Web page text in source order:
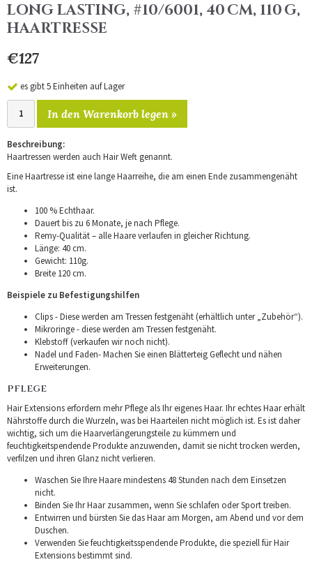
LONG LASTING, #10/6001, 40 CM, 110 G,
HAARTRESSE
€127
es gibt 5 Einheiten auf Lager
In den Warenkorb legen »
Beschreibung:
Haartressen werden auch Hair Weft genannt.
Eine Haartresse ist eine lange Haarreihe, die am einen Ende zusammengenäht
ist.
100 % Echthaar.
Dauert bis zu 6 Monate, je nach Pflege.
Remy-Qualität – alle Haare verlaufen in gleicher Richtung.
Länge: 40 cm.
Gewicht: 110g.
Breite 120 cm.
Beispiele zu Befestigungshilfen
Clips - Diese werden am Tressen festgenäht (erhältlich unter „Zubehör“).
Mikroringe - diese werden am Tressen festgenäht.
Klebstoff (verkaufen wir noch nicht).
Nadel und Faden- Machen Sie einen Blätterteig Geflecht und nähen
Erweiterungen.
PFLEGE
Hair Extensions erfordern mehr Pflege als Ihr eigenes Haar. Ihr echtes Haar erhält
Nährstoffe durch die Wurzeln, was bei Haarteilen nicht möglich ist. Es ist daher
wichtig, sich um die Haarverlängerungsteile zu kümmern und
feuchtigkeitspendende Produkte anzuwenden, damit sie nicht trocken werden,
verfilzen und ihren Glanz nicht verlieren.
Waschen Sie Ihre Haare mindestens 48 Stunden nach dem Einsetzen
nicht.
Binden Sie Ihr Haar zusammen, wenn Sie schlafen oder Sport treiben.
Entwirren und bürsten Sie das Haar am Morgen, am Abend und vor dem
Duschen.
Verwenden Sie feuchtigkeitsspendende Produkte, die speziell für Hair
Extensions bestimmt sind.